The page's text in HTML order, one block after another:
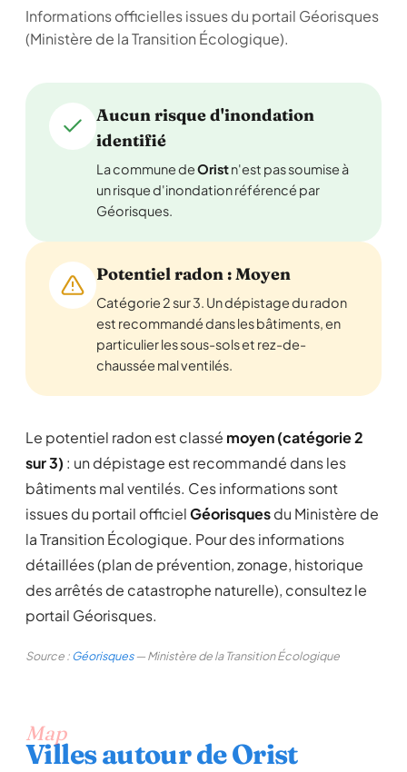
Informations officielles issues du portail Géorisques
(Ministère de la Transition Écologique).
Aucun risque d'inondation
identifié
La commune deOristn'est pas soumise à
un risque d'inondation référencé par
Géorisques.
Potentiel radon : Moyen
Catégorie 2 sur 3. Un dépistage du radon
est recommandé dans les bâtiments, en
particulier les sous-sols et rez-de-
chaussée mal ventilés.
Le potentiel radon est classé moyen (catégorie 2
sur 3) : un dépistage est recommandé dans les
bâtiments mal ventilés. Ces informations sont
issues du portail officielGéorisquesdu Ministère de
la Transition Écologique. Pour des informations
détaillées (plan de prévention, zonage, historique
des arrêtés de catastrophe naturelle), consultez le
portail Géorisques.
Source :Géorisques— Ministère de la Transition Écologique
Map
Villes autour de Orist